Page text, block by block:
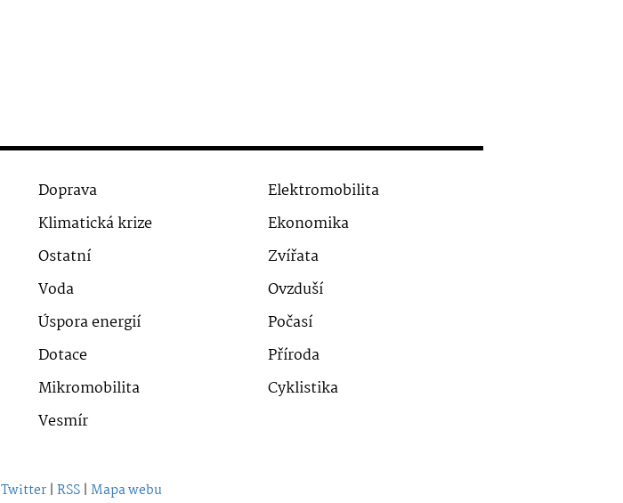
Doprava
Elektromobilita
Klimatická krize
Ekonomika
Ostatní
Zvířata
Voda
Ovzduší
Úspora energií
Počasí
Dotace
Příroda
Mikromobilita
Cyklistika
Vesmír
Twitter | RSS | Mapa webu